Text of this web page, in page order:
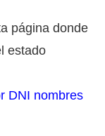
página donde
estado
DNI nombres